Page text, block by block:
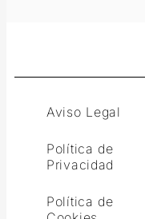
Aviso Legal
Política de
Privacidad
Política de